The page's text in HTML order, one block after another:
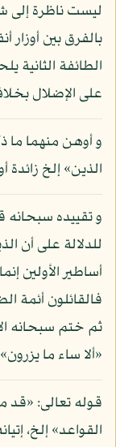
ليست ناظرة إلى
بالفرق بين
الطائفة الثانية
على الإضلال
و أوهن منهما ما
الذين» إلخ زائدة
و تقييده سبحانه
للدلالة على أن
أساطير الأولين
فالقائلون أئمة
ثم ختم سبحانه
«ألا ساء ما
قوله تعالى: «قد
القواعد» إلخ،